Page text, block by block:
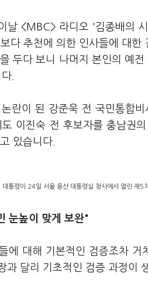
날 <MBC> 라디오 '김종배의
다 추천에 의한 인사들에 대한
두다 보니 나머지 본인의 예
.
란이 된 강준욱 전 국민통합
이진숙 전 후보자를 충남권
있습니다.
대통령이 24일 서울 용산 대통령실 청사에서 열린 제5
눈높이 맞게 보완"
에 대해 기본적인 검증조차
과 달리 기초적인 검증 과정이